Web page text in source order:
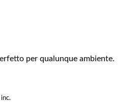
per qualunque ambiente.